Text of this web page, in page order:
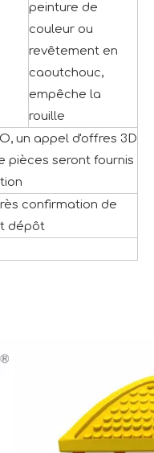
peinture de
couleur ou
revêtement en
caoutchouc,
empêche la
rouille
un appel d'offres 3D
pièces seront fournis
confirmation de
dépôt